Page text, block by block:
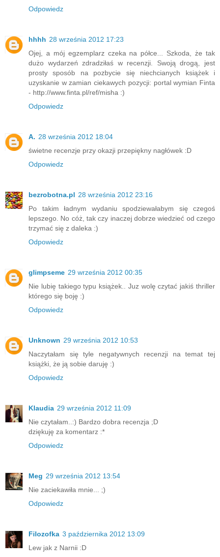
Odpowiedz
hhhh 28 września 2012 17:23
Ojej, a mój egzemplarz czeka na półce... Szkoda, że tak
dużo wydarzeń zdradziłaś w recenzji. Swoją drogą, jest
prosty sposób na pozbycie się niechcianych książek i
uzyskanie w zamian ciekawych pozycji: portal wymian Finta
- http://www.finta.pl/ref/misha :)
Odpowiedz
A. 28 września 2012 18:04
świetne recenzje przy okazji przepiękny nagłówek :D
Odpowiedz
bezrobotna.pl 28 września 2012 23:16
Po takim ładnym wydaniu spodziewałabym się czegoś
lepszego. No cóż, tak czy inaczej dobrze wiedzieć od czego
trzymać się z daleka :)
Odpowiedz
glimpseme 29 września 2012 00:35
Nie lubię takiego typu książek.. Juz wolę czytać jakiś thriller
którego się boję :)
Odpowiedz
Unknown 29 września 2012 10:53
Naczytałam się tyle negatywnych recenzji na temat tej
książki, że ją sobie daruję :)
Odpowiedz
Klaudia 29 września 2012 11:09
Nie czytałam..:) Bardzo dobra recenzja ;D
dziękuję za komentarz :*
Odpowiedz
Meg 29 września 2012 13:54
Nie zaciekawiła mnie... ;)
Odpowiedz
Filozofka 3 października 2012 13:09
Lew jak z Narnii :D